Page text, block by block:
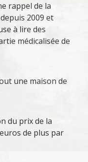
rappel de la
2009 et
à lire des
médicalisée de
une maison de
du prix de la
de plus par